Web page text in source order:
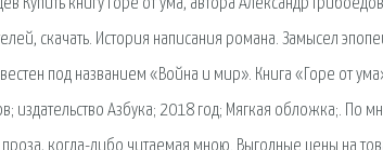
Купить книгу Горе от ума, автора Александр
скачать. История написания романа. Замысел
под названием «Война и мир». Книга «Горе от
издательство Азбука; 2018 год; Мягкая обложка;. По
когда-либо читаемая мною. Выгодные цены на